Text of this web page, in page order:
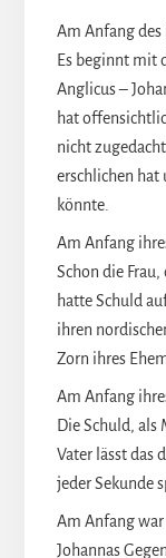
Am Anfang des
Es beginnt mit
Anglicus –
hat
nicht
erschlichen hat
könnte.
Am Anfang
Schon die
hatte Schuld
ihren
Zorn ihres
Am Anfang
Die Schuld, als
Vater lässt das
jeder Sekunde
Am Anfang war
Johannas